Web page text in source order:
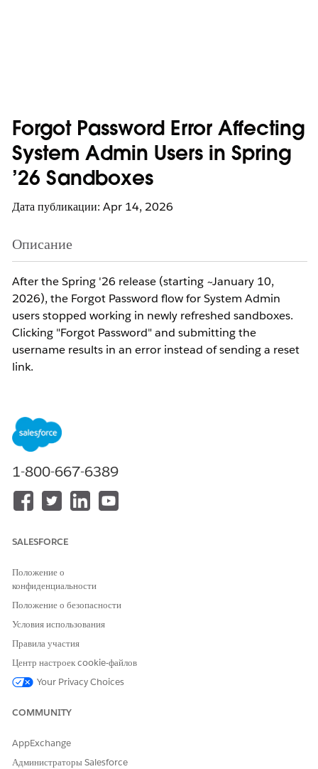
Forgot Password Error Affecting
System Admin Users in Spring
’26 Sandboxes
Дата публикации: Apr 14, 2026
Описание
After the Spring '26 release (starting ~January 10,
2026), the Forgot Password flow for System Admin
users stopped working in newly refreshed sandboxes.
Clicking "Forgot Password" and submitting the
username results in an error instead of sending a reset
link.
Salesforce admin can help with that.
Решение
users in production, then refresh the sandbox to use
sandbox.
1-800-667-6389
SALESFORCE
Положение о
конфиденциальности
Положение о безопасности
Условия использования
Правила участия
Центр настроек cookie-файлов
Your Privacy Choices
COMMUNITY
AppExchange
Администраторы Salesforce